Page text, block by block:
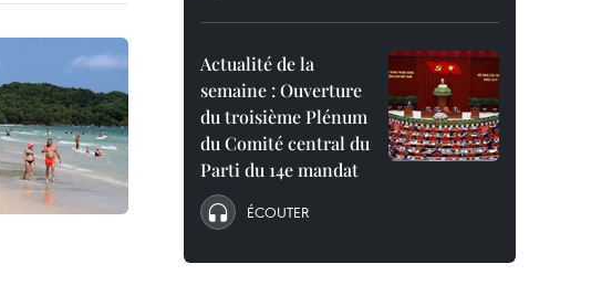
Actualité de la
semaine : Ouverture
du troisième Plénum
du Comité central du
Parti du 14e mandat
ÉCOUTER